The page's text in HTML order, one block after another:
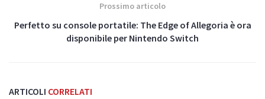
Prossimo articolo
Perfetto su console portatile: The Edge of Allegoria è ora
disponibile per Nintendo Switch
ARTICOLI CORRELATI